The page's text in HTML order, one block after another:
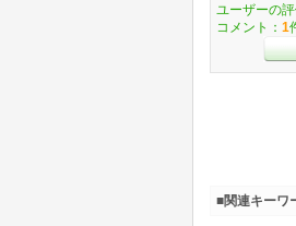
ユーザーの
コメント： 1
■関連キーワ